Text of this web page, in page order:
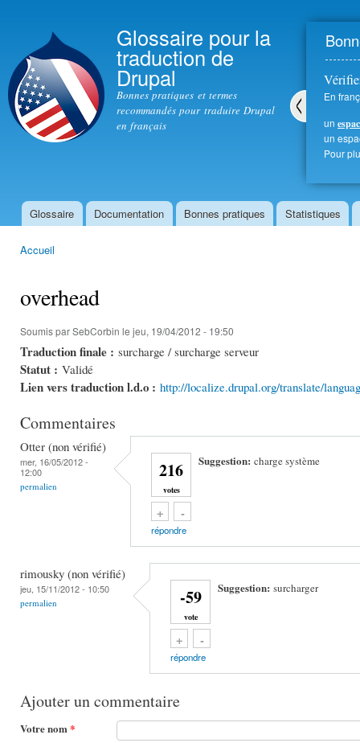
Glossaire pour la
traduction de
Drupal
Bonnes pratiques et termes
recommandés pour traduire Drupal
en français
En
un
un
Pour
Menu principal
Glossaire Documentation Bonnes pratiques Statistiques
Accueil
overhead
Soumis parSebCorbin le jeu, 19/04/2012 - 19:50
Traduction finale : surcharge / surcharge serveur
Statut : Validé
Lien vers traduction l.d.o : http://localize.drupal.org/translate/
Commentaires
Otter (non vérifié)
mer, 16/05/2012 -
12:00
permalien
216
votes
+
Vote up!-
Vote down!
Suggestion:charge système
répondre
rimousky (non vérifié)
jeu, 15/11/2012 - 10:50
permalien -59
vote
+
Vote up!-
Vote down!
Suggestion:surcharger
répondre
Ajouter un commentaire
Votre nom*